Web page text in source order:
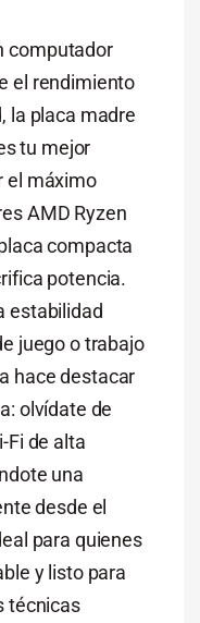
computador
el rendimiento
la placa madre
tu mejor
el máximo
AMD Ryzen
compacta
potencia.
estabilidad
juego o trabajo
hace destacar
olvídate de
Fi de alta
una
desde el
para quienes
y listo para
técnicas